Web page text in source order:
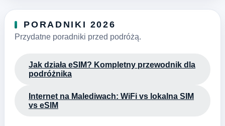
PORADNIKI 2026
Przydatne poradniki przed podróżą.
Jak działa eSIM? Kompletny przewodnik dla
podróżnika
Internet na Malediwach: WiFi vs lokalna SIM
vs eSIM